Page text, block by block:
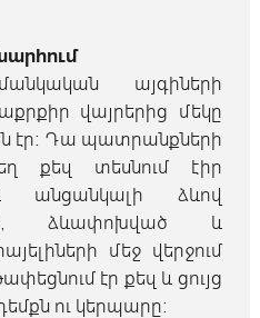
այգիների
վայրերից մեկը
էր։ Դա պատրանքների
քեզ տեսնում էիր
անցանկալի ձևով
ձևափոխված և
մեջ վերջում
էր քեզ և ցույց
ու կերպարը։